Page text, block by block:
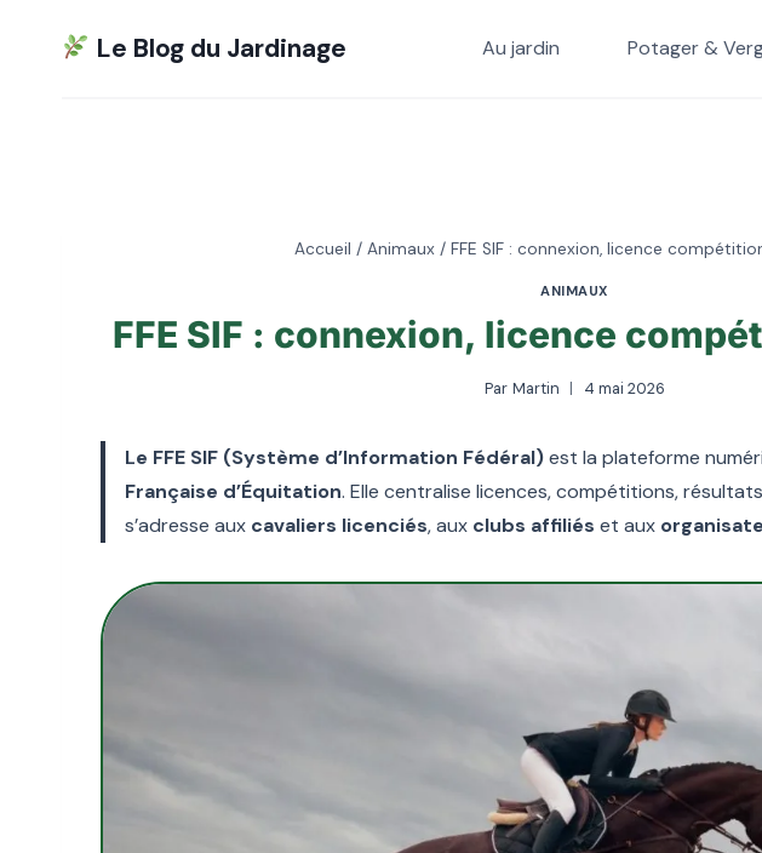
Le Blog du Jardinage Au jardin Potager &
Accueil / Animaux / FFE SIF : connexion, licence
ANIMAUX
FFE SIF : connexion, licence
Par Martin 4 mai 2026
Le FFE SIF (Système d’Information Fédéral)est la plateforme
Française d’Équitation. Elle centralise licences, compétitions,
s’adresse aux cavaliers licenciés, aux clubs affiliés et aux